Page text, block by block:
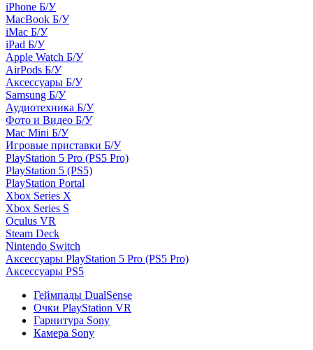
iPhone Б/У
MacBook Б/У
iMac Б/У
iPad Б/У
Apple Watch Б/У
AirPods Б/У
Аксессуары Б/У
Samsung Б/У
Аудиотехника Б/У
Фото и Видео Б/У
Mac Mini Б/У
Игровые приставки Б/У
PlayStation 5 Pro (PS5 Pro)
PlayStation 5 (PS5)
PlayStation Portal
Xbox Series X
Xbox Series S
Oculus VR
Steam Deck
Nintendo Switch
Аксессуары PlayStation 5 Pro (PS5 Pro)
Аксессуары PS5
Геймпады DualSense
Очки PlayStation VR
Гарнитура Sony
Камера Sony